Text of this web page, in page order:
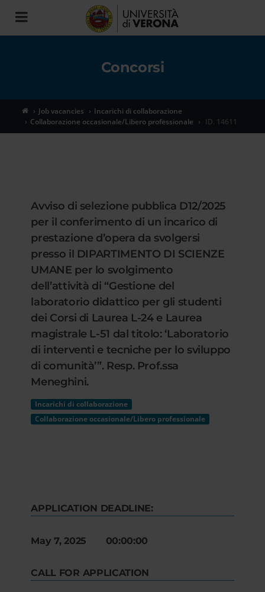
Toggle
navigation
Concorsi
Job vacancies
Incarichi di collaborazione
Collaborazione occasionale/Libero professionale
ID. 14611
Avviso di selezione pubblica D12/2025
per il conferimento di un incarico di
prestazione d’opera da svolgersi
presso il DIPARTIMENTO DI SCIENZE
UMANE per lo svolgimento
dell’attività di “Gestione del
laboratorio didattico per gli studenti
dei Corsi di Laurea L-24 e Laurea
magistrale L-51 dal titolo: ‘Laboratorio
di interventi e tecniche per lo sviluppo
di comunità’”. Resp. Prof.ssa
Meneghini.
Incarichi di collaborazione
Collaborazione occasionale/Libero professionale
APPLICATION DEADLINE:
May 7, 2025 00:00:00
CALL FOR APPLICATION